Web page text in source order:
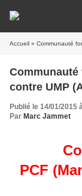
Accueil » Communauté
Communauté
contre UMP
Publié le 14/01/2015
Par Marc Jammet
PCF